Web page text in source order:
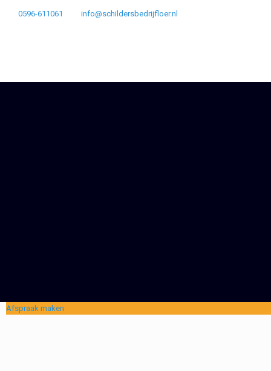
0596-611061 info@schildersbedrijfloer.nl
Afspraak maken